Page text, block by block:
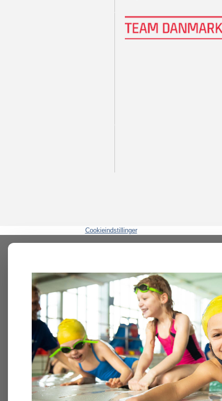
Cookieindstillinger